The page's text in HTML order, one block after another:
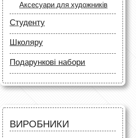
Аксесуари для художників
Студенту
Папір
Лайнери
Маркери
Олівці
Все для креслення
Школяру
Папір
Маркери
Все для креслення
Все для творчості
Аксесуари для школярів
Подарункові набори
Олівці
Фарби та пензлі
ВИРОБНИКИ